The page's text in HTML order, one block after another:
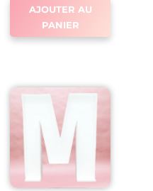
AJOUTER AU
PANIER